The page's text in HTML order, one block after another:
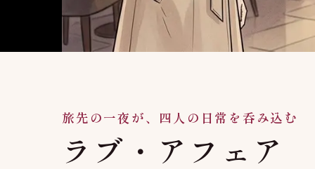
旅先の一夜が、四人の日常を呑み込む
ラブ・アフェア